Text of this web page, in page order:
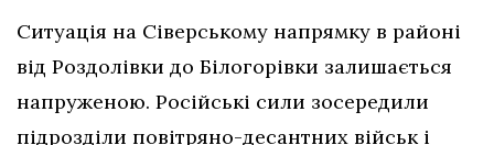
Ситуація на Сіверському напрямку в районі
від Роздолівки до Білогорівки залишається
напруженою. Російські сили зосередили
підрозділи повітряно-десантних військ і